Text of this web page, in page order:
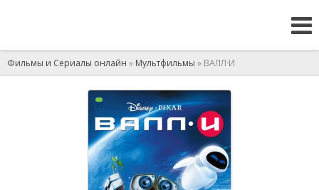
Фильмы и Сериалы онлайн » Мультфильмы » ВАЛЛ·И